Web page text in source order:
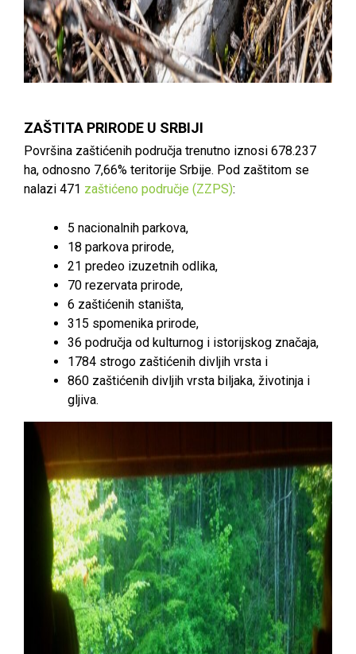
ZAŠTITA PRIRODE U SRBIJI
Površina zaštićenih područja trenutno iznosi 678.237
ha, odnosno 7,66% teritorije Srbije. Pod zaštitom se
nalazi 471 zaštićeno područje (ZZPS):
5 nacionalnih parkova,
18 parkova prirode,
21 predeo izuzetnih odlika,
70 rezervata prirode,
6 zaštićenih staništa,
315 spomenika prirode,
36 područja od kulturnog i istorijskog značaja,
1784 strogo zaštićenih divljih vrsta i
860 zaštićenih divljih vrsta biljaka, životinja i
gljiva.